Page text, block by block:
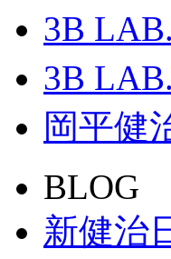
3B
3B
岡平健
BLOG
新健治